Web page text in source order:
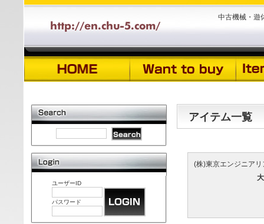
中古機械・遊
アイテム一覧
(株)東京エンジニア
ユーザーID
パスワード